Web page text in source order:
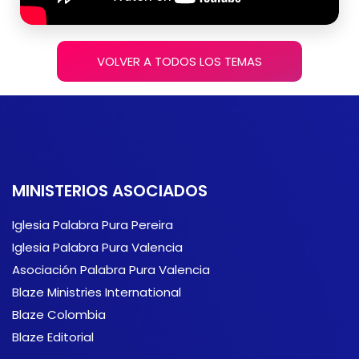
VOLVER A TODOS LOS TEMAS
MINISTERIOS ASOCIADOS
Iglesia Palabra Pura Pereira
Iglesia Palabra Pura Valencia
Asociación Palabra Pura Valencia
Blaze Ministries International
Blaze Colombia
Blaze Editorial